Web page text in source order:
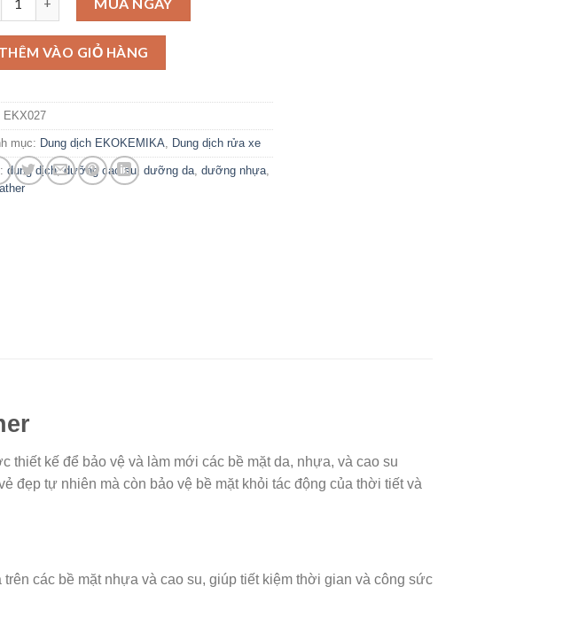
THÊM VÀO GIỎ HÀNG
EKX027
mục: Dung dịch EKOKEMIKA, Dung dịch rửa xe
dung dịch,dưỡng cao su, dưỡng da, dưỡng nhựa,
thiết kế để bảo vệ và làm mới các bề mặt da, nhựa, và cao su
đẹp tự nhiên mà còn bảo vệ bề mặt khỏi tác động của thời tiết và
các bề mặt nhựa và cao su, giúp tiết kiệm thời gian và công sức